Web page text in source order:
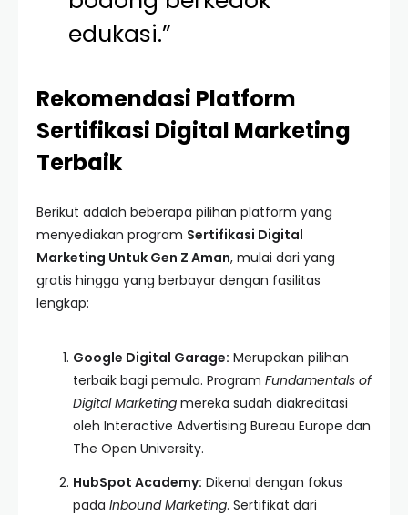
edukasi.”
Rekomendasi Platform
Sertifikasi Digital Marketing
Terbaik
Berikut adalah beberapa pilihan platform yang
menyediakan program Sertifikasi Digital
Marketing Untuk Gen Z Aman, mulai dari yang
gratis hingga yang berbayar dengan fasilitas
lengkap:
Google Digital Garage: Merupakan pilihan
terbaik bagi pemula. Program Fundamentals of
Digital Marketing mereka sudah diakreditasi
oleh Interactive Advertising Bureau Europe dan
The Open University.
HubSpot Academy: Dikenal dengan fokus
pada Inbound Marketing. Sertifikat dari